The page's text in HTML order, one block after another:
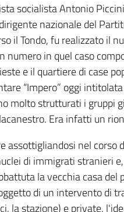
socialista Antonio
nazionale del
il Tondo, fu realizzato il
numero in quel caso
e il quartiere di case
“Impero” oggi
molto strutturati i
Era infatti un
assottigliandosi nel
di immigrati stranieri
la vecchia casa
di un intervento di
la stazione) e private,